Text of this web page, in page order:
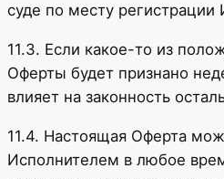
суде по месту регистрации
11.3. Если какое-то из
Оферты будет признано
влияет на законность
11.4. Настоящая Оферта
Исполнителем в любое